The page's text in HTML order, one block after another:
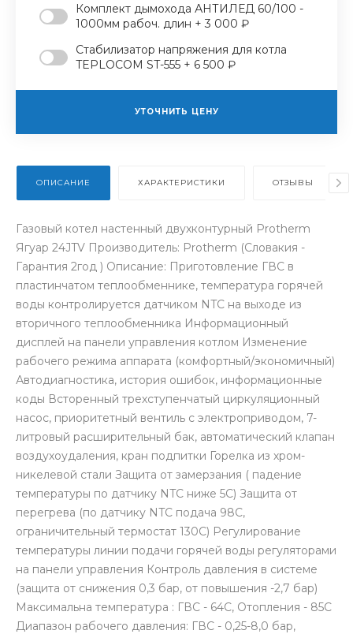
Комплект дымохода АНТИЛЕД 60/100 -
1000мм рабоч. длин + 3 000 ₽
Стабилизатор напряжения для котла
TEPLOCOM ST-555 + 6 500 ₽
УТОЧНИТЬ ЦЕНУ
ОПИСАНИЕ ХАРАКТЕРИСТИКИ ОТЗЫВЫ
Газовый котел настенный двухконтурный Protherm
Ягуар 24JTV Производитель: Protherm (Словакия -
Гарантия 2год ) Описание: Приготовление ГВС в
пластинчатом теплообменнике, температура горячей
воды контролируется датчиком NTC на выходе из
вторичного теплообменника Информационный
дисплей на панели управления котлом Изменение
рабочего режима аппарата (комфортный/экономичный)
Автодиагностика, история ошибок, информационные
коды Всторенный трехступенчатый циркуляционный
насос, приоритетный вентиль с электроприводом, 7-
литровый расширительный бак, автоматический клапан
воздухоудаления, кран подпитки Горелка из хром-
никелевой стали Защита от замерзания ( падение
температуры по датчику NTC ниже 5С) Защита от
перегрева (по датчику NTC подача 98С,
ограничительный термостат 130С) Регулирование
температуры линии подачи горячей воды регуляторами
на панели управления Контроль давления в системе
(защита от снижения 0,3 бар, от повышения -2,7 бар)
Максимальна температура : ГВС - 64С, Отопления - 85С
Диапазон рабочего давления: ГВС - 0,25-8,0 бар,